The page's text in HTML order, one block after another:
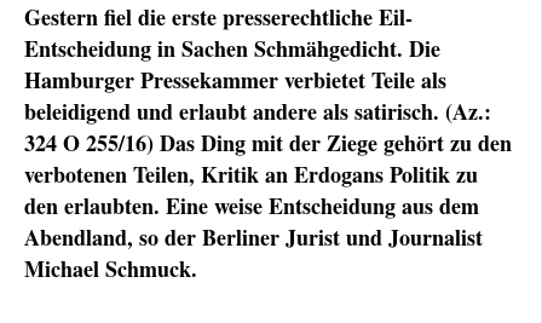
Gestern fiel die erste presserechtliche Eil-
Entscheidung in Sachen Schmähgedicht. Die
Hamburger Pressekammer verbietet Teile als
beleidigend und erlaubt andere als satirisch. (Az.:
324 O 255/16) Das Ding mit der Ziege gehört zu den
ver­botenen Teilen, Kritik an Erdogans Politik zu
den erlaubten. Eine weise Entscheidung aus dem
Abendland, so der Berliner Jurist und Journalist
Michael Schmuck.